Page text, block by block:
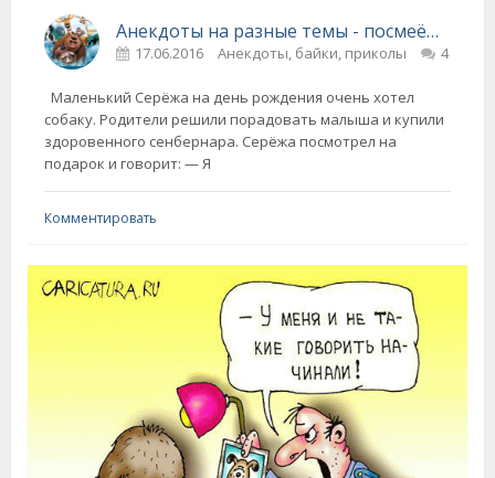
Анекдоты на разные темы - посмеёмся ! ))
17.06.2016 Анекдоты, байки, приколы 4
Маленький Серёжа на день рождения очень хотел
собаку. Родители решили порадовать малыша и купили
здоровенного сенбернара. Серёжа посмотрел на
подарок и говорит: — Я
Комментировать